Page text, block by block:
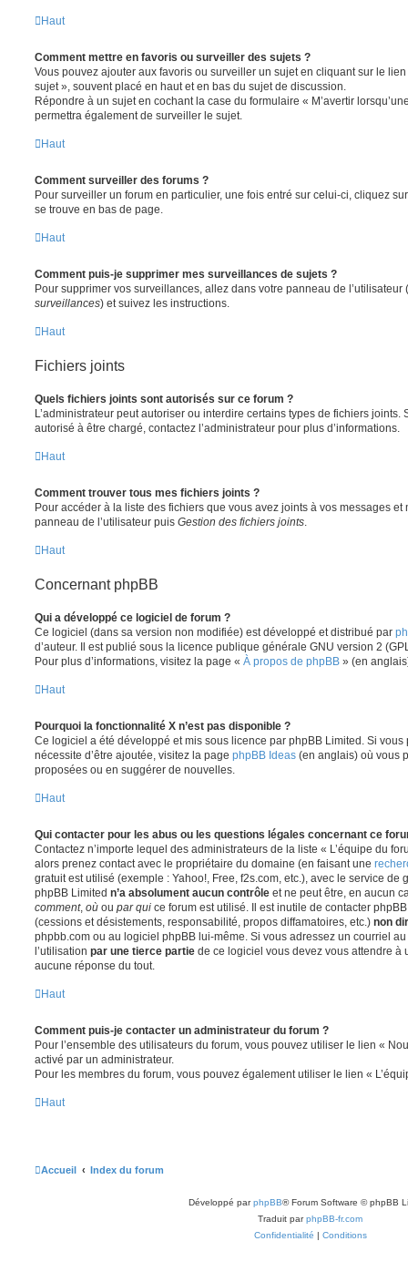
Haut
Comment mettre en favoris ou surveiller des sujets ?
Vous pouvez ajouter aux favoris ou surveiller un sujet en cliquant sur le
sujet », souvent placé en haut et en bas du sujet de discussion.
Répondre à un sujet en cochant la case du formulaire « M’avertir
permettra également de surveiller le sujet.
Haut
Comment surveiller des forums ?
Pour surveiller un forum en particulier, une fois entré sur celui-ci, cliquez
se trouve en bas de page.
Haut
Comment puis-je supprimer mes surveillances de sujets ?
Pour supprimer vos surveillances, allez dans votre panneau de l’utilisateur
surveillances) et suivez les instructions.
Haut
Fichiers joints
Quels fichiers joints sont autorisés sur ce forum ?
L’administrateur peut autoriser ou interdire certains types de fichiers joints.
autorisé à être chargé, contactez l’administrateur pour plus d’informations.
Haut
Comment trouver tous mes fichiers joints ?
Pour accéder à la liste des fichiers que vous avez joints à vos messages
panneau de l’utilisateur puis Gestion des fichiers joints
Haut
Concernant phpBB
Qui a développé ce logiciel de forum ?
Ce logiciel (dans sa version non modifiée) est développé et distribué par
d’auteur. Il est publié sous la licence publique générale GNU version 2
Pour plus d’informations, visitez la page « À propos de phpBB » (en
Haut
Pourquoi la fonctionnalité X n’est pas disponible ?
Ce logiciel a été développé et mis sous licence par phpBB Limited. Si vous
nécessite d’être ajoutée, visitez la page phpBB Ideas (en anglais) où vous
proposées ou en suggérer de nouvelles.
Haut
Qui contacter pour les abus ou les questions légales concernant ce
Contactez n’importe lequel des administrateurs de la liste « L’équipe du
alors prenez contact avec le propriétaire du domaine (en faisant une
gratuit est utilisé (exemple : Yahoo!, Free, f2s.com, etc.), avec le service de
phpBB Limited n’a absolument aucun contrôle et ne peut être, en aucun
comment, où ou par qui ce forum est utilisé. Il est inutile de contacter
(cessions et désistements, responsabilité, propos diffamatoires, etc.) non
phpbb.com ou au logiciel phpBB lui-même. Si vous adressez un courriel
l’utilisation par une tierce partie de ce logiciel vous devez vous attendre à
aucune réponse du tout.
Haut
Comment puis-je contacter un administrateur du forum ?
Pour l’ensemble des utilisateurs du forum, vous pouvez utiliser le lien «
activé par un administrateur.
Pour les membres du forum, vous pouvez également utiliser le lien «
Haut
Accueil Index du forum
Développé parphpBB® Forum Software © phpBB
Traduit parphpBB-fr.com
Confidentialité | Conditions